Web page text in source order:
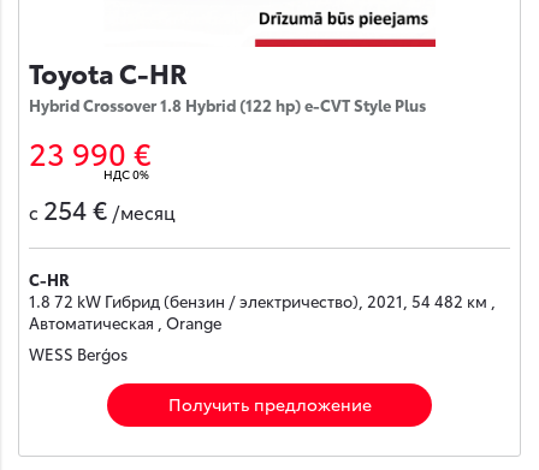
Toyota C-HR
Hybrid Crossover 1.8 Hybrid (122 hp) e-CVT Style Plus
23 990 €
НДС 0%
с 254 € /месяц
C-HR
1.8 72 kW Гибрид (бензин / электричество), 2021, 54 482 км ,
Автоматическая , Orange
WESS Berģos
Получить предложение